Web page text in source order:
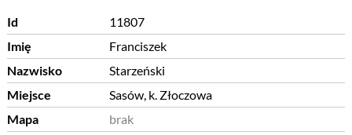
Id
11807
Imię
Franciszek
Nazwisko
Starzeński
Miejsce
Sasów, k. Złoczowa
Mapa
brak